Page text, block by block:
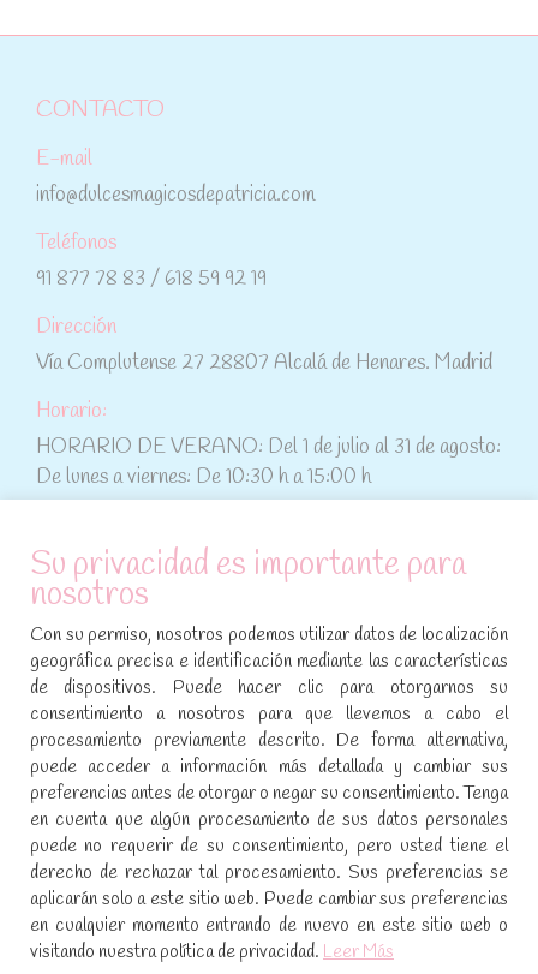
CONTACTO
E-mail
info@dulcesmagicosdepatricia.com
Teléfonos
91 877 78 83 / 618 59 92 19
Dirección
Vía Complutense 27 28807 Alcalá de Henares. Madrid
Horario:
HORARIO DE VERANO: Del 1 de julio al 31 de agosto:
De lunes a viernes: De 10:30 h a 15:00 h
ATENCIÓN AL CLIENTE
Condiciones de compra
Aviso legal y política de privacidad
Política de cookies
SÍGUENOS EN REDES SOCIALES
Encuéntranos en:
Facebook
page
opens
in
new
YouTube
page
opens
in
new
Instagram
page
opens
in
new
No te pierdas las promociones y novedades, suscríbete a
nuestra newsletter:
Su privacidad es importante para
nosotros
Con su permiso, nosotros podemos utilizar datos de localización
geográfica precisa e identificación mediante las características
de dispositivos. Puede hacer clic para otorgarnos su
consentimiento a nosotros para que llevemos a cabo el
procesamiento previamente descrito. De forma alternativa,
puede acceder a información más detallada y cambiar sus
preferencias antes de otorgar o negar su consentimiento. Tenga
en cuenta que algún procesamiento de sus datos personales
puede no requerir de su consentimiento, pero usted tiene el
derecho de rechazar tal procesamiento. Sus preferencias se
aplicarán solo a este sitio web. Puede cambiar sus preferencias
en cualquier momento entrando de nuevo en este sitio web o
visitando nuestra política de privacidad. Leer Más